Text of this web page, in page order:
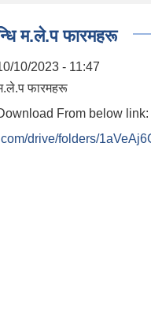
म.ले.प फारमहरू
10/2023 - 11:47
म.ले.प फारमहरू
From below link:
drive/folders/